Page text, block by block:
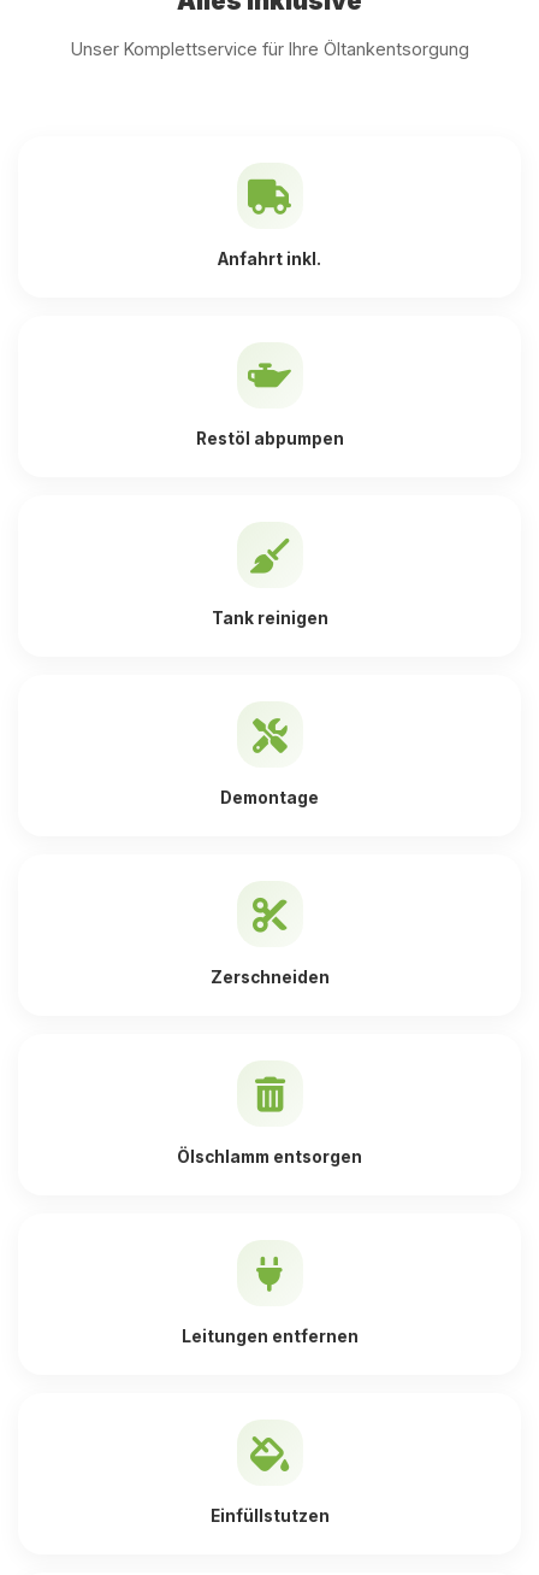
Unser Komplettservice für Ihre Öltankentsorgung
Anfahrt inkl.
Restöl abpumpen
Tank reinigen
Demontage
Zerschneiden
Ölschlamm entsorgen
Leitungen entfernen
Einfüllstutzen